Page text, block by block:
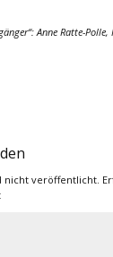
Anne Ratte-Polle,
nicht veröffentlicht.